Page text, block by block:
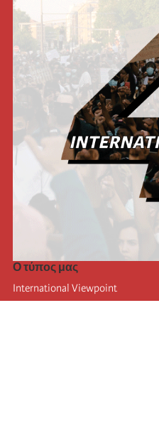
Ο τύπος μας
International Viewpoint